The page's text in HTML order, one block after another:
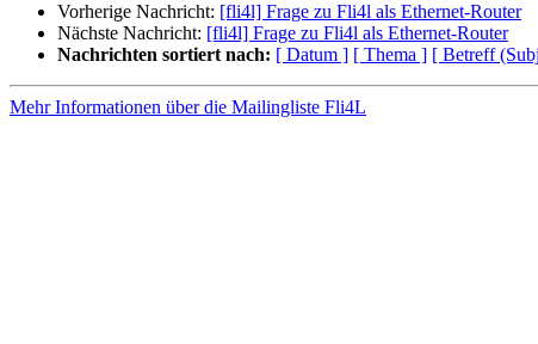
Vorherige Nachricht: [fli4l] Frage zu Fli4l als Ethernet-Router
Nächste Nachricht: [fli4l] Frage zu Fli4l als Ethernet-Router
Nachrichten sortiert nach: [ Datum ] [ Thema ] [ Betreff
Mehr Informationen über die Mailingliste Fli4L